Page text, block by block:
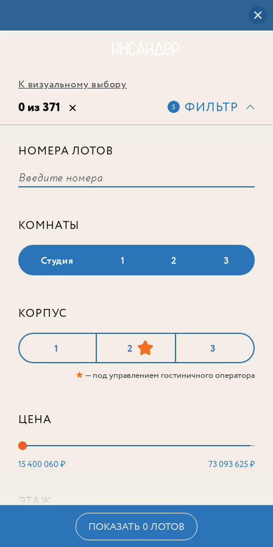
К визуальному выбору
0 из 371 5 ФИЛЬТР
НОМЕРА ЛОТОВ
КОМНАТЫ
Студия 1 2 3
КОРПУС
1 2 3
★— под управлением гостиничного оператора
ЦЕНА
15 400 060 ₽ 73 093 625 ₽
ЭТАЖ
ПОКАЗАТЬ 0 ЛОТОВ
соответствует ни одного лота